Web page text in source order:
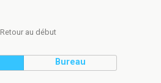
Retour au début
Bureau